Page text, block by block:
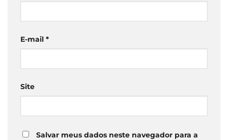
E-mail *
Site
Salvar meus dados neste navegador para a